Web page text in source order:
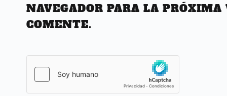
NAVEGADOR PARA LA PRÓXIMA
COMENTE.